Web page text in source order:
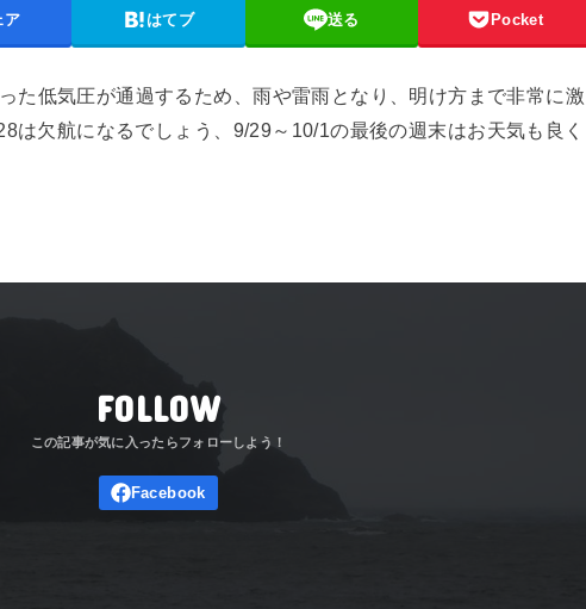
ア はてブ 送る Pocket
た低気圧が通過するため、雨や雷雨となり、明け方まで非常に激
は欠航になるでしょう、9/29～10/1の最後の週末はお天気も良く
FOLLOW